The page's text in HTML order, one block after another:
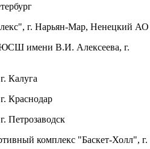
г. Нарьян-Мар, Ненецкий АО
имени В.И. Алексеева, г.
Калуга
Краснодар
Петрозаводск
комплекс "Баскет-Холл", г.